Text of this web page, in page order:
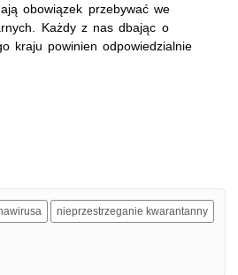
obowiązek przebywać we
Każdy z nas dbając o
kraju powinien odpowiedzialnie
nieprzestrzeganie kwarantanny